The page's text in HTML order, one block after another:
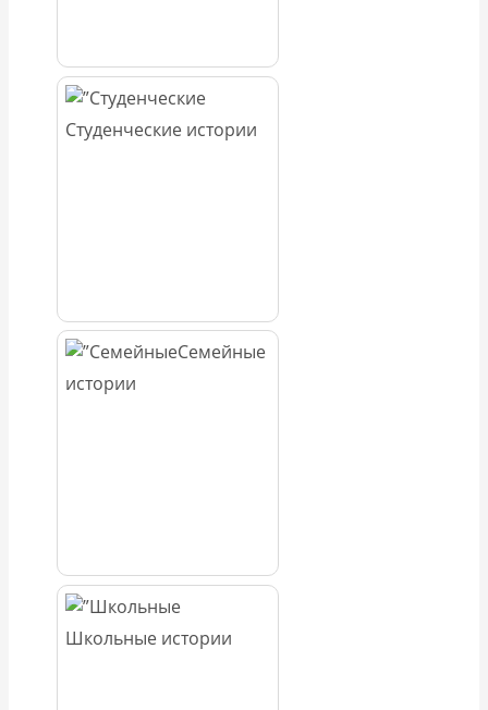
Студенческие истории
Семейные
истории
Школьные истории